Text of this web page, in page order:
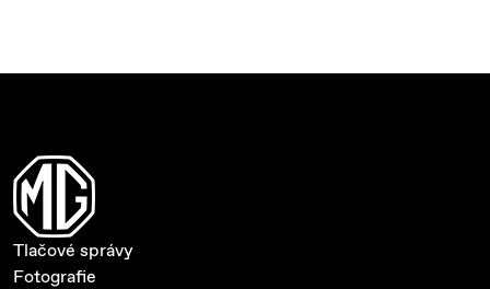
Tlačové správy
Fotografie